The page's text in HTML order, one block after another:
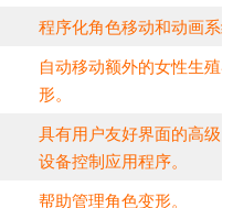
程序化角色移动和动画系
自动移动额外的女性生殖
形。
具有用户友好界面的高级
设备控制应用程序。
帮助管理角色变形。